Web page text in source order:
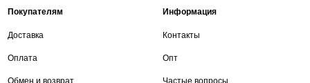
Покупателям
Доставка
Оплата
Обмен и возврат
Информация
Контакты
Опт
Частые вопросы